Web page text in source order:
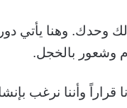
وحدك. وهنا يأتي
وشعور بالخجل.
قراراً وأننا نرغب